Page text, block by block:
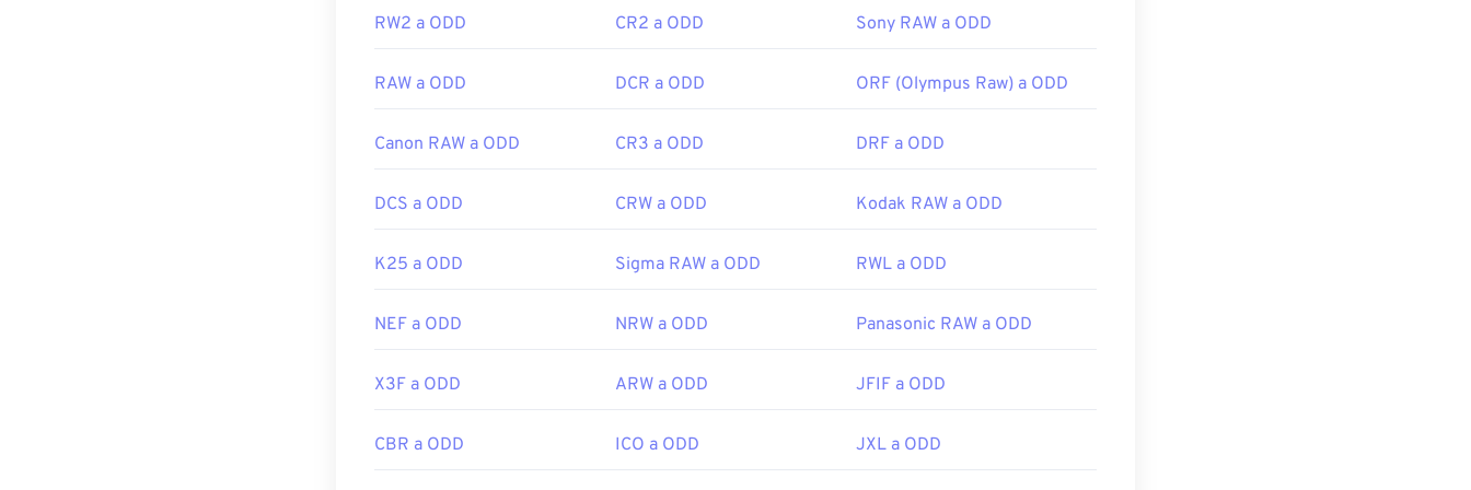
RW2 a ODD CR2 a ODD Sony RAW a ODD
RAW a ODD DCR a ODD ORF (Olympus Raw) a ODD
Canon RAW a ODD CR3 a ODD DRF a ODD
DCS a ODD CRW a ODD Kodak RAW a ODD
K25 a ODD Sigma RAW a ODD RWL a ODD
NEF a ODD NRW a ODD Panasonic RAW a ODD
X3F a ODD ARW a ODD JFIF a ODD
CBR a ODD ICO a ODD JXL a ODD